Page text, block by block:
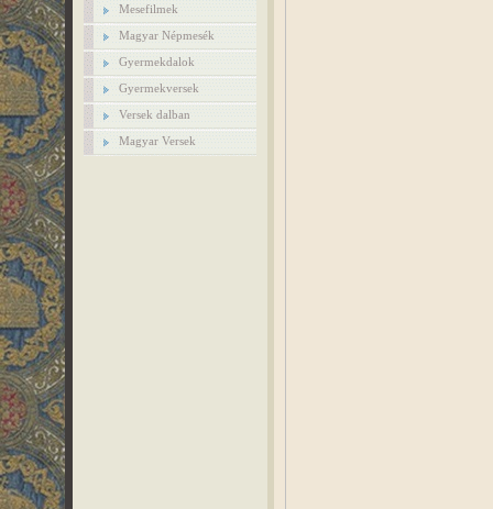
Mesefilmek
Magyar Népmesék
Gyermekdalok
Gyermekversek
Versek dalban
Magyar Versek